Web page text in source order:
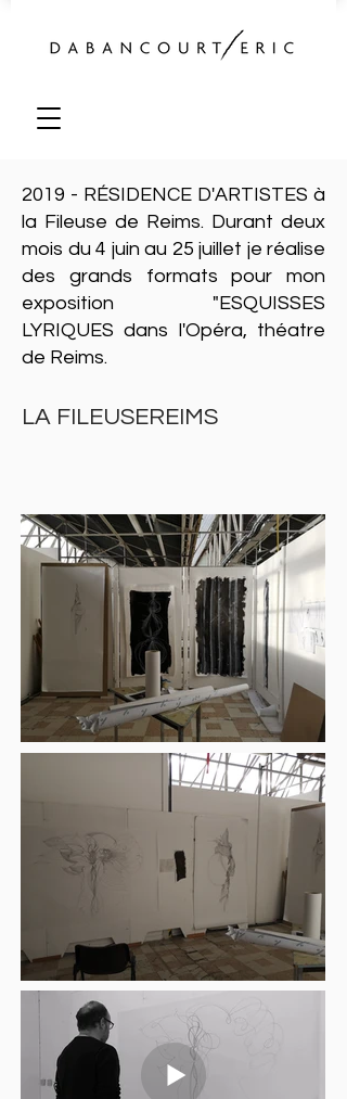
2019 - RÉSIDENCE D'ARTISTES à
la Fileuse de Reims. Durant deux
mois du 4 juin au 25 juillet je réalise
des grands formats pour mon
exposition "ESQUISSES
LYRIQUES dans l'Opéra, théatre
de Reims.
LA FILEUSEREIMS